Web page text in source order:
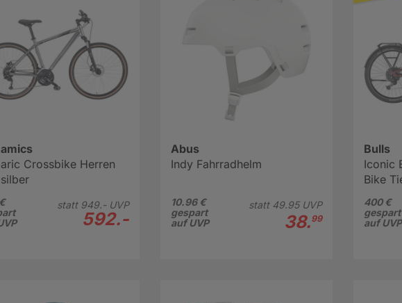
Crossbike Herren
statt 949.-UVP
592.-
Abus
Indy Fahrradhelm
10.96 €
gespart
auf UVP
statt 49.95UVP
38.99
Bulls
Iconic
Bike
400 €
gespart
auf UVP